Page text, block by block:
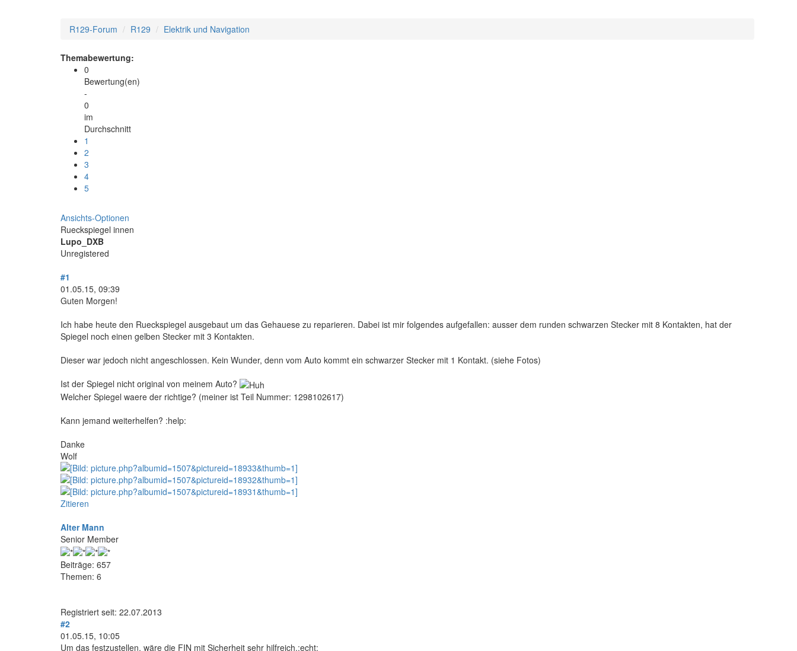
R129-Forum R129 Elektrik und Navigation
Themabewertung:
0
Bewertung(en)
-
0
im
Durchschnitt
1
2
3
4
5
Ansichts-Optionen
Rueckspiegel innen
Lupo_DXB
Unregistered
#1
01.05.15, 09:39
Guten Morgen!
Ich habe heute den Rueckspiegel ausgebaut um das Gehauese zu reparieren. Dabei ist mir folgendes aufgefallen: ausser dem runden schwarzen Stecker mit 8 Kontakten, hat der
Spiegel noch einen gelben Stecker mit 3 Kontakten.
Dieser war jedoch nicht angeschlossen. Kein Wunder, denn vom Auto kommt ein schwarzer Stecker mit 1 Kontakt. (siehe Fotos)
Ist der Spiegel nicht original von meinem Auto?
Welcher Spiegel waere der richtige? (meiner ist Teil Nummer: 1298102617)
Kann jemand weiterhelfen? :help:
Danke
Wolf
Zitieren
Alter Mann
Senior Member
Beiträge: 657
Themen: 6
Registriert seit: 22.07.2013
#2
01.05.15, 10:05
Um das festzustellen, wäre die FIN mit Sicherheit sehr hilfreich.:echt: